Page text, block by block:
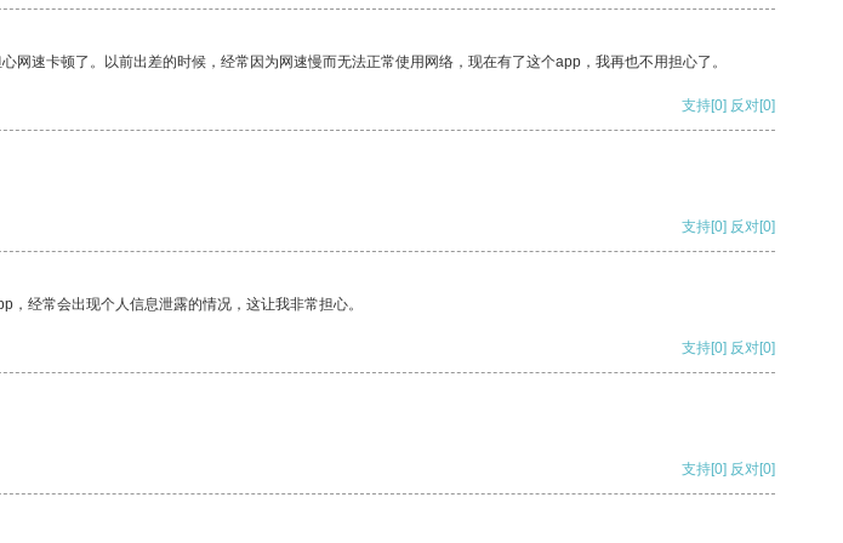
速卡顿了。以前出差的时候，经常因为网速慢而无法正常使用网络，现在有了这个app，我再也不用担心了。
支持[0] 反对[0]
支持[0] 反对[0]
经常会出现个人信息泄露的情况，这让我非常担心。
支持[0] 反对[0]
支持[0] 反对[0]